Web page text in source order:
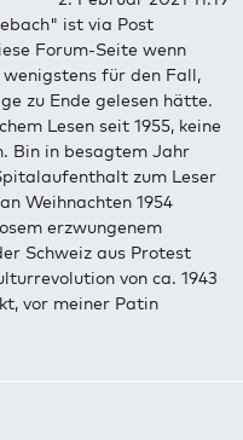
ist via Post
Forum-Seite wenn
wenigstens für den Fall,
zu Ende gelesen hätte.
Lesen seit 1955, keine
Bin in besagtem Jahr
zum Leser
Weihnachten 1954
erzwungenem
Schweiz aus Protest
von ca. 1943
vor meiner Patin